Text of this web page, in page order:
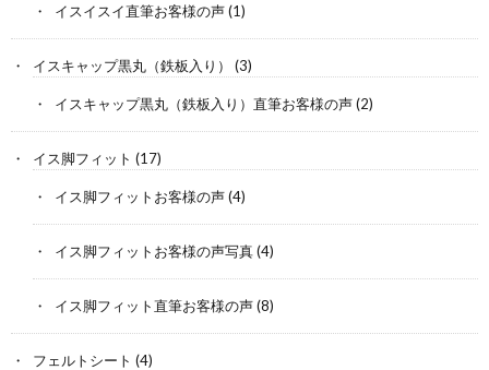
イスイスイ直筆お客様の声(1)
イスキャップ黒丸（鉄板入り） (3)
イスキャップ黒丸（鉄板入り）直筆お客様の声(2)
イス脚フィット (17)
イス脚フィットお客様の声(4)
イス脚フィットお客様の声写真(4)
イス脚フィット直筆お客様の声(8)
フェルトシート (4)